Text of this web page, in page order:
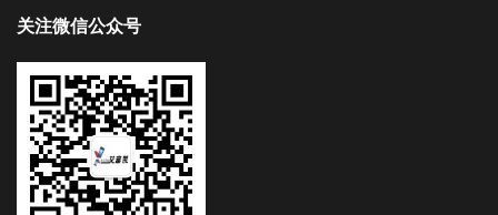
关注微信公众号